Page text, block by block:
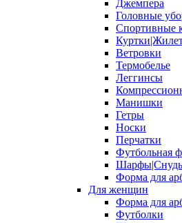
Джемпера
Головные
Спортивные
Ветровки
Термобелье
Леггинсы
Манишки
Гетры
Носки
Перчатки
Футбольная
Форма для
Для женщин
Форма для
Футболки